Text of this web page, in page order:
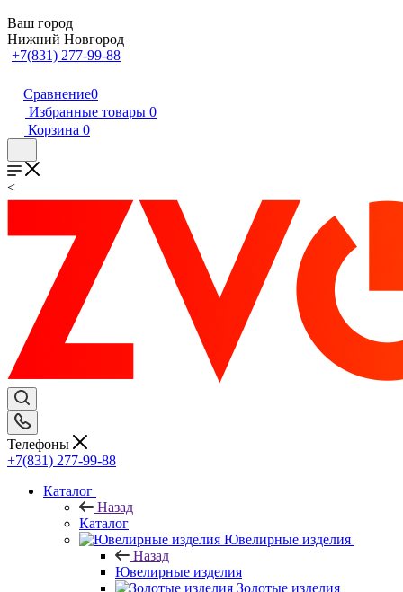
Ваш город
Нижний Новгород
+7(831) 277-99-88
Сравнение0
Избранные товары 0
Корзина 0
<
Телефоны
+7(831) 277-99-88
Каталог
Назад
Каталог
Ювелирные изделия
Назад
Ювелирные изделия
Золотые изделия